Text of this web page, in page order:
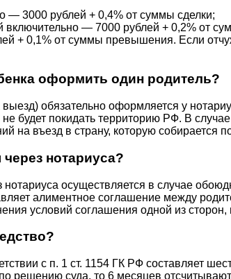
— 3000 рублей + 0,4% от суммы сделки;
включительно — 7000 рублей + 0,2% от
+ 0,1% от суммы превышения. Если
оформить один родитель?
обязательно оформляется у
будет покидать территорию РФ. В
на въезд в страну, которую собирается
нотариуса?
осуществляется в случае
алиментное соглашение между
условий соглашения одной из
с п. 1 ст. 1154 ГК РФ составляет
решению суда, то 6 месяцев